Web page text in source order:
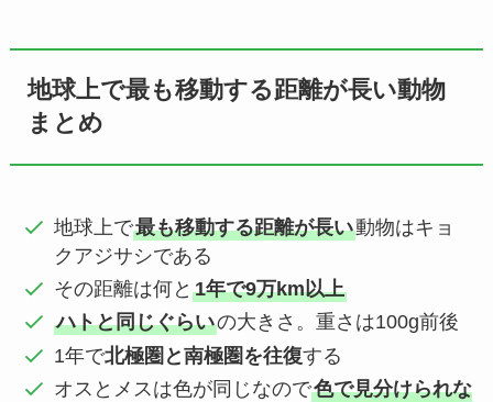
地球上で最も移動する距離が長い動物
まとめ
地球上で最も移動する距離が長い動物はキョ
クアジサシである
その距離は何と1年で9万km以上
ハトと同じぐらいの大きさ。重さは100g前後
1年で北極圏と南極圏を往復する
オスとメスは色が同じなので色で見分けられな